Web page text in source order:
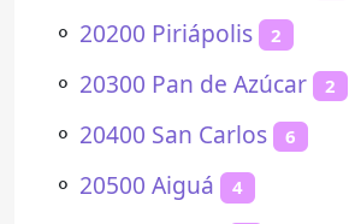
⚬ 20200 Piriápolis 2
⚬ 20300 Pan de Azúcar 2
⚬ 20400 San Carlos 6
⚬ 20500 Aiguá 4